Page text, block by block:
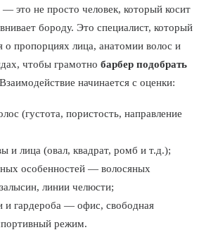
— это не просто человек, который косит
бороду. Это специалист, который
о пропорциях лица, анатомии волос и
чтобы грамотно барбер подобрать
начинается с оценки:
(густота, пористость, направление
и лица (овал, квадрат, ромб и т.д.);
особенностей — волосяных
линии челюсти;
и гардероба — офис, свободная
режим.